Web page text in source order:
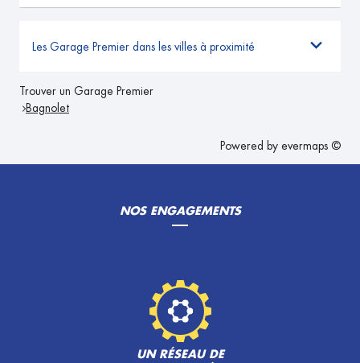
Les Garage Premier dans les villes à proximité
Trouver un Garage Premier
Bagnolet
Powered by evermaps ©
NOS ENGAGEMENTS
UN RÉSEAU DE